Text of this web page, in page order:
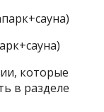
которые
в разделе